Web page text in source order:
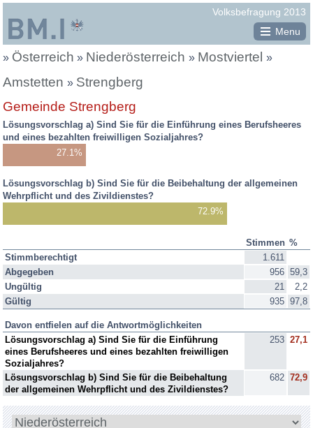
Volksbefragung 2013
Österreich
Menu
Sie
befinden
sich
hier:
» Österreich » Niederösterreich » Mostviertel »
Amstetten » Strengberg
Gemeinde Strengberg
Lösungsvorschlag a) Sind Sie für die Einführung eines Berufsheeres
und eines bezahlten freiwilligen Sozialjahres?
27.1%
Lösungsvorschlag b) Sind Sie für die Beibehaltung der allgemeinen
Wehrpflicht und des Zivildienstes?
72.9%
Befragungsergebnis
2013:
Stimmen,
Prozente
Stimmen %
Stimmberechtigt
1.611
Abgegeben
956 59,3
Ungültig
21
2,2
Gültig
935 97,8
Davon entfielen auf die Antwortmöglichkeiten
Lösungsvorschlag a) Sind Sie für die Einführung
eines Berufsheeres und eines bezahlten freiwilligen
Sozialjahres?
253 27,1
Lösungsvorschlag b) Sind Sie für die Beibehaltung
der allgemeinen Wehrpflicht und des Zivildienstes?
682 72,9
Bundesland